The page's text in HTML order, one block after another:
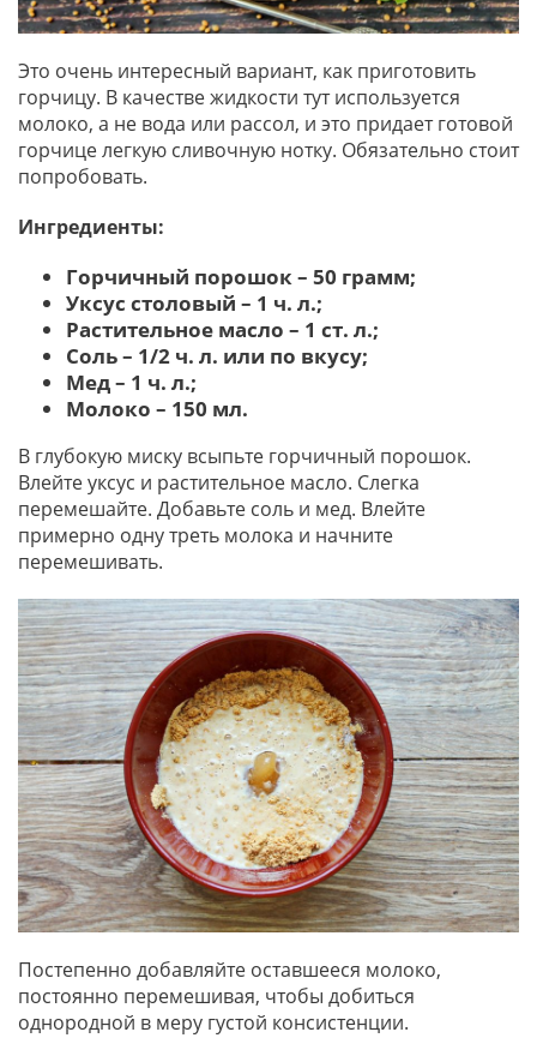
Это очень интересный вариант, как приготовить
горчицу. В качестве жидкости тут используется
молоко, а не вода или рассол, и это придает готовой
горчице легкую сливочную нотку. Обязательно стоит
попробовать.
Ингредиенты:
Горчичный порошок – 50 грамм;
Уксус столовый – 1 ч. л.;
Растительное масло – 1 ст. л.;
Соль – 1/2 ч. л. или по вкусу;
Мед – 1 ч. л.;
Молоко – 150 мл.
В глубокую миску всыпьте горчичный порошок.
Влейте уксус и растительное масло. Слегка
перемешайте. Добавьте соль и мед. Влейте
примерно одну треть молока и начните
перемешивать.
Постепенно добавляйте оставшееся молоко,
постоянно перемешивая, чтобы добиться
однородной в меру густой консистенции.